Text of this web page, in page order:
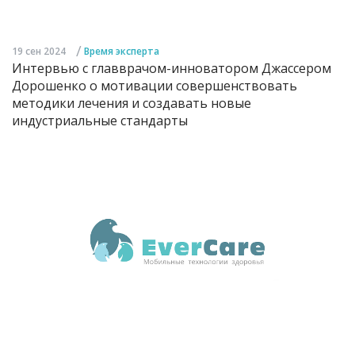
19 сен 2024 / Время эксперта
Интервью с главврачом-инноватором Джассером
Дорошенко о мотивации совершенствовать
методики лечения и создавать новые
индустриальные стандарты